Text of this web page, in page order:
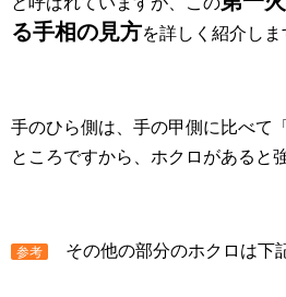
る手相の見方を詳しく紹介しま
手のひら側は、手の甲側に比べて
ところですから、ホクロがあると
参考 その他の部分のホクロは下